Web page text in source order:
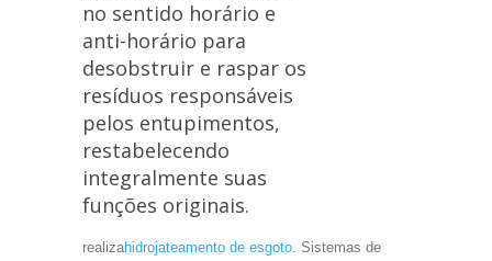
no sentido horário e
anti-horário para
desobstruir e raspar os
resíduos responsáveis
pelos entupimentos,
restabelecendo
integralmente suas
funções originais.
realizahidrojateamento de esgoto. Sistemas de